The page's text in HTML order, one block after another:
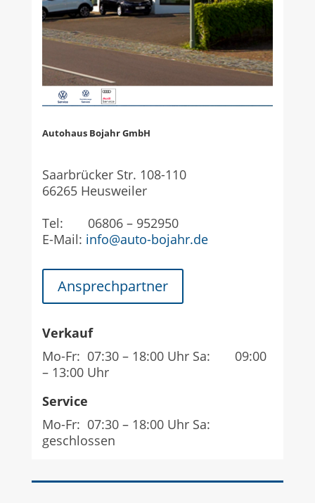
Autohaus Bojahr GmbH
Saarbrücker Str. 108-110
66265 Heusweiler
Tel: 06806 – 952950
E-Mail: info@auto-bojahr.de
Ansprechpartner
Verkauf
Mo-Fr: 07:30 – 18:00 Uhr Sa: 09:00
– 13:00 Uhr
Service
Mo-Fr: 07:30 – 18:00 Uhr Sa:
geschlossen